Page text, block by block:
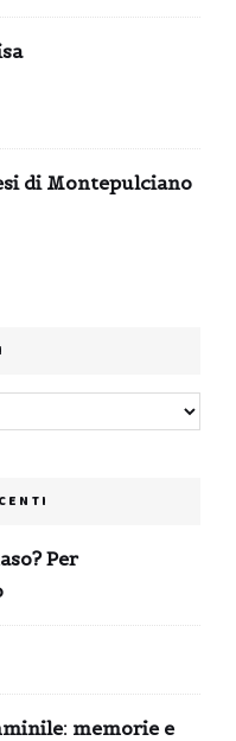
di Montepulciano
Per
memorie e